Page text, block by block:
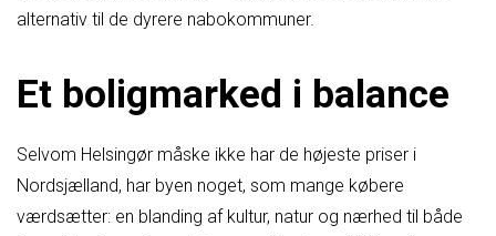
alternativ til de dyrere nabokommuner.
Et boligmarked i balance
Selvom Helsingør måske ikke har de højeste priser i
Nordsjælland, har byen noget, som mange købere
værdsætter: en blanding af kultur, natur og nærhed til både